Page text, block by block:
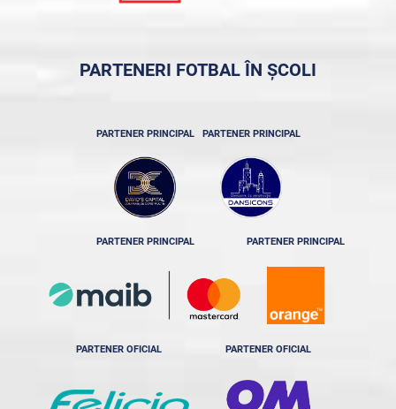
PARTENERI FOTBAL ÎN ȘCOLI
PARTENER PRINCIPAL PARTENER PRINCIPAL
PARTENER PRINCIPAL PARTENER PRINCIPAL
PARTENER OFICIAL PARTENER OFICIAL